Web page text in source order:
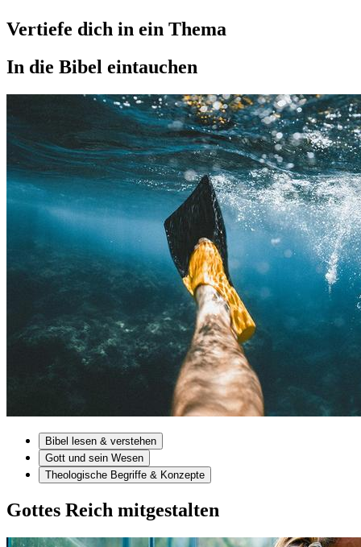
Vertiefe dich in ein Thema
In die Bibel eintauchen
Bibel lesen & verstehen
Gott und sein Wesen
Theologische Begriffe & Konzepte
Gottes Reich mitgestalten